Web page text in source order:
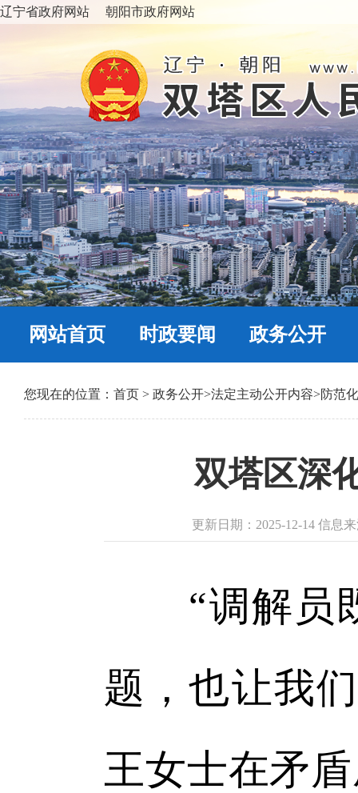
辽宁省政府网站 朝阳市政府网站
网站首页 时政要闻 政务公开
您现在的位置： 首页 > 政务公开>法定主动公开内容>防范
双塔区深
更新日期：2025-12-14 信息
“调解员既
题，也让我
王女士在矛